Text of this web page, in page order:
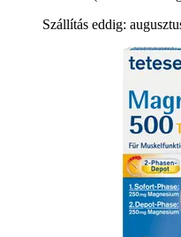
Szállítás eddig: